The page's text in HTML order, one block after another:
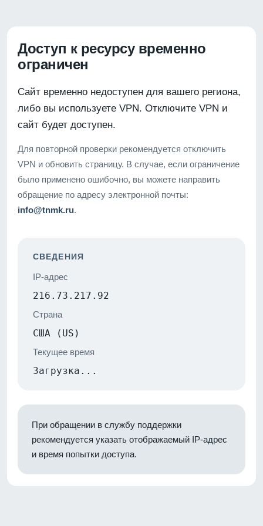
Доступ к ресурсу временно
ограничен
Сайт временно недоступен для вашего региона,
либо вы используете VPN. Отключите VPN и
сайт будет доступен.
Для повторной проверки рекомендуется отключить
VPN и обновить страницу. В случае, если ограничение
было применено ошибочно, вы можете направить
обращение по адресу электронной почты:
info@tnmk.ru.
СВЕДЕНИЯ
IP-адрес
216.73.217.92
Страна
США (US)
Текущее время
Загрузка...
При обращении в службу поддержки
рекомендуется указать отображаемый IP-адрес
и время попытки доступа.